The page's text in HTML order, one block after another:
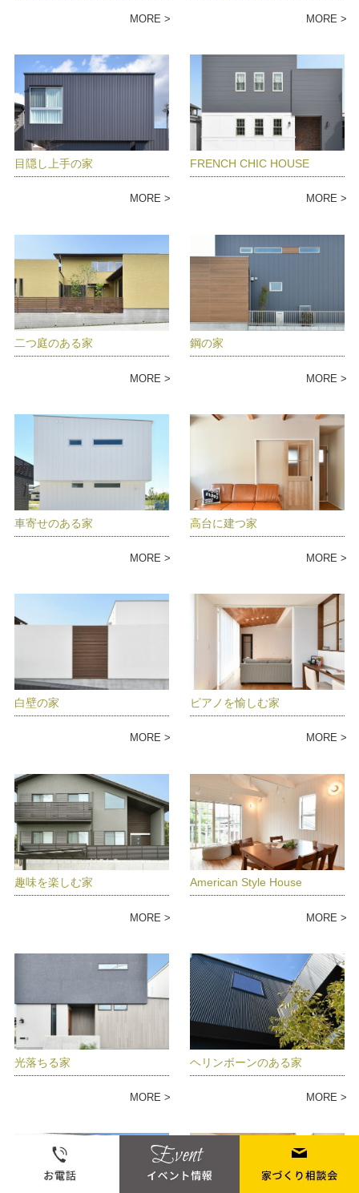
MORE MORE
目隠し上手の家
MORE
FRENCH CHIC HOUSE
MORE
二つ庭のある家
MORE
鋼の家
MORE
車寄せのある家
MORE
高台に建つ家
MORE
白壁の家
MORE
ピアノを愉しむ家
MORE
趣味を楽しむ家
MORE
American Style House
MORE
光落ちる家
MORE
ヘリンボーンのある家
MORE